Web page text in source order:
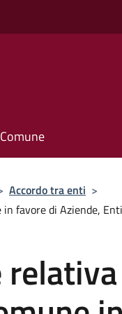
Accordo tra enti >
favore di Aziende,